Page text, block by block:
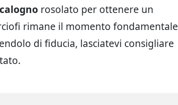
rosolato per ottenere un
rimane il momento fondamentale
di fiducia, lasciatevi consigliare